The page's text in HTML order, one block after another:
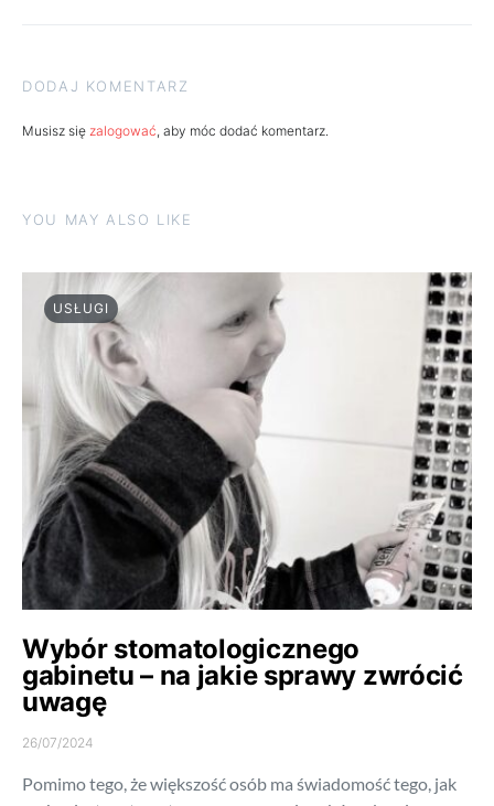
DODAJ KOMENTARZ
Musisz się zalogować, aby móc dodać komentarz.
YOU MAY ALSO LIKE
USŁUGI
Wybór stomatologicznego
gabinetu – na jakie sprawy zwrócić
uwagę
26/07/2024
Pomimo tego, że większość osób ma świadomość tego, jak